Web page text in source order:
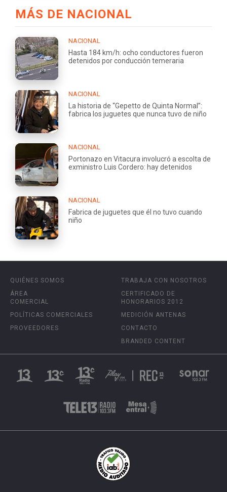
MÁS DE NACIONAL
NACIONAL
Hasta 184 km/h: ocho conductores fueron
detenidos por conducción temeraria
NACIONAL
La historia de “Gepetto de Quinta Normal”:
fabrica los juguetes que nunca tuvo de niño
NACIONAL
Portonazo en Vitacura involucró a escolta de
exministro Luis Cordero: hay detenidos
NACIONAL
Fabrica de juguetes que él no tuvo cuando
niño
QUIÉNES SOMOS
ÁREA
COMERCIAL
POLÍTICAS COMERCIALES
PROVEEDORES
TRABAJA CON NOSOTROS
CERTIFICADO DE
HONORARIOS 2012
MEDICIÓN ANTENAS
CONTACTO
BRANDED CONTENT